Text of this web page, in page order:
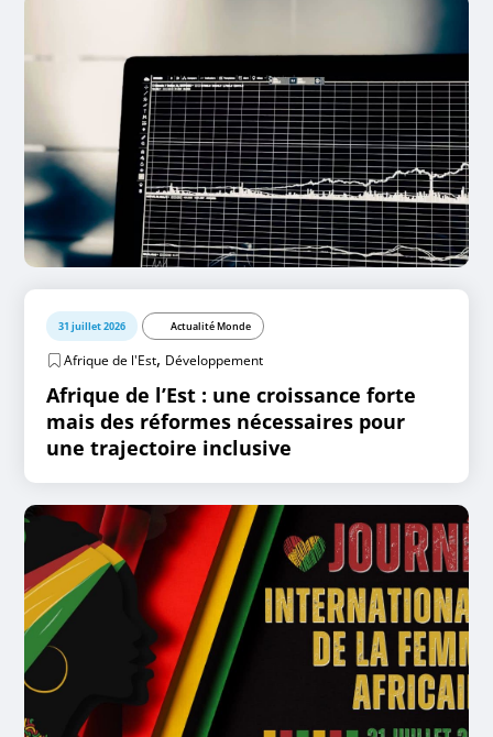
31 juillet 2026 Actualité Monde
Afrique de l'Est, Développement
Afrique de l’Est : une croissance forte
mais des réformes nécessaires pour
une trajectoire inclusive